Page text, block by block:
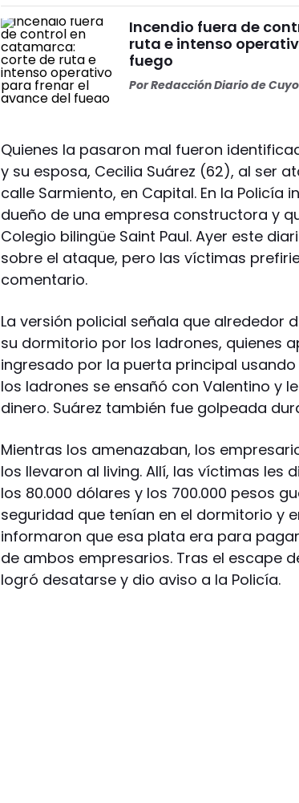
Incendio fuera de
ruta e intenso
fuego
PorRedacción Diario de Cuyo
Quienes la pasaron mal fueron
y su esposa, Cecilia Suárez (62), al ser
calle Sarmiento, en Capital. En la Policía
dueño de una empresa constructora y
Colegio bilingüe Saint Paul. Ayer este
sobre el ataque, pero las víctimas
comentario.
La versión policial señala que alrededor
su dormitorio por los ladrones, quienes
ingresado por la puerta principal
los ladrones se ensañó con Valentino y
dinero. Suárez también fue golpeada
Mientras los amenazaban, los
los llevaron al living. Allí, las víctimas les
los 80.000 dólares y los 700.000 pesos
seguridad que tenían en el dormitorio y
informaron que esa plata era para
de ambos empresarios. Tras el escape
logró desatarse y dio aviso a la Policía.